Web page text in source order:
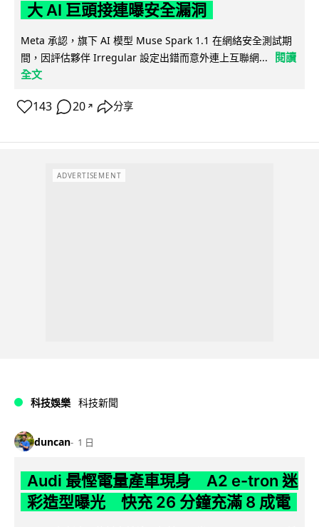
大 AI 巨頭接連曝安全漏洞
Meta 承認，旗下 AI 模型 Muse Spark 1.1 在網絡安全測試期
間，因評估夥伴 Irregular 設定出錯而意外連上互聯網...
閱讀
全文
143 20 ↗ 分享
ADVERTISEMENT
科技娛樂 科技新聞
duncan 1 日
Audi 最慳電量產車現身 A2 e-tron 迷
彩造型曝光 快充 26 分鐘充滿 8 成電